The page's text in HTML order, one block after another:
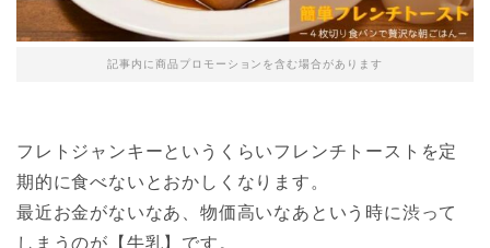
記事内に商品プロモーションを含む場合があります
フレトジャンキーというくらいフレンチトーストを定
期的に食べないとおかしくなります。
最近お金がないなあ、物価高いなあという時に渋って
しまうのが【牛乳】です。